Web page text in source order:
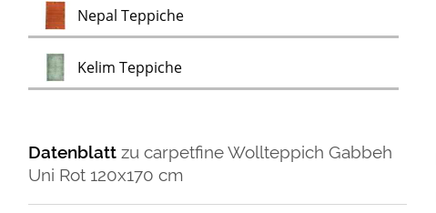
Nepal TeppicheTest
Kelim TeppicheTest
Datenblattzucarpetfine Wollteppich Gabbeh
Uni Rot 120x170 cm